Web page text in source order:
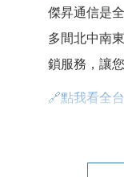
傑昇通信是
多間北中南
鎖服務，讓
🔗點我看全
傑昇尊榮會